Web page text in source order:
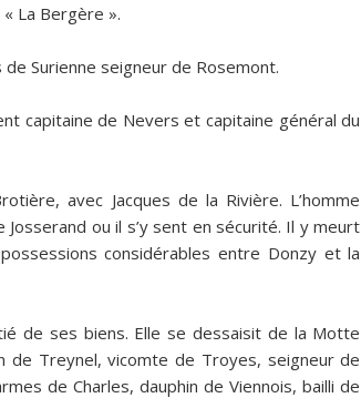
La Bergère ».
Surienne seigneur de Rosemont.
capitaine de Nevers et capitaine général du
avec Jacques de la Rivière. L’homme
ou il s’y sent en sécurité. Il y meurt
considérables entre Donzy et la
de ses biens. Elle se dessaisit de la Motte
de Treynel, vicomte de Troyes, seigneur de
de Charles, dauphin de Viennois, bailli de